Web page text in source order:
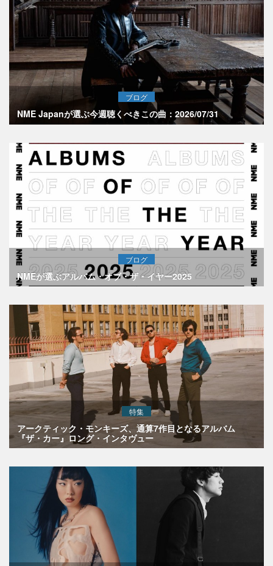
ブログ
NME Japanが選ぶ今週聴くべきこの曲：2026/07/31
ブログ
NMEが選ぶアルバム・オブ・ザ・イヤー2025
特集
アークティック・モンキーズ、通算7作目となるアルバム
『ザ・カー』ロング・インタヴュー